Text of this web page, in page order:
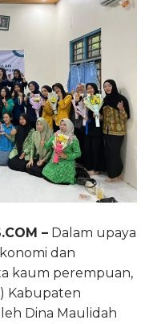
– Dalam upaya
dan
kaum perempuan,
Kabupaten
Dina Maulidah